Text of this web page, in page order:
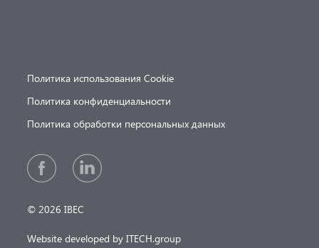
Политика использования Cookie
Политика конфиденциальности
Политика обработки персональных данных
© 2026 IBEC
Website developed by ITECH.group